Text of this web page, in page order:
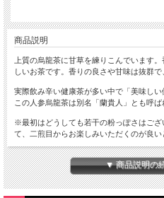
商品説明
上質の烏龍茶に甘草を練りこんでいます。
しいお茶です。香りの良さや甘味は抜群で
実際飲み辛い健康茶が多い中で「美味し
この人参烏龍茶は別名「蘭貴人」とも呼ば
※最初はどうしても若干の粉っぽさはご
て、二煎目からお楽しみいただくのが良い
▼ 商品説明の